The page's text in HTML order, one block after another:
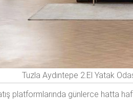
Tuzla Aydıntepe 2.El Yatak
platformlarında günlerce hatta